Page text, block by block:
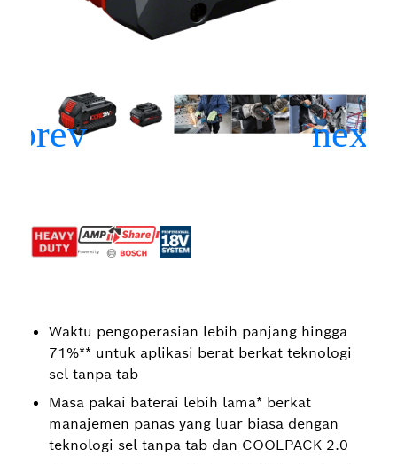
Waktu pengoperasian lebih panjang hingga
71%** untuk aplikasi berat berkat teknologi
sel tanpa tab
Masa pakai baterai lebih lama* berkat
manajemen panas yang luar biasa dengan
teknologi sel tanpa tab dan COOLPACK 2.0